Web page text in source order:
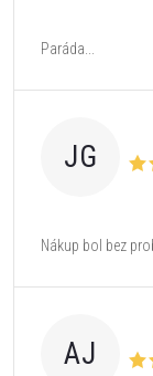
Paráda...
JG
Nákup bol bez
AJ